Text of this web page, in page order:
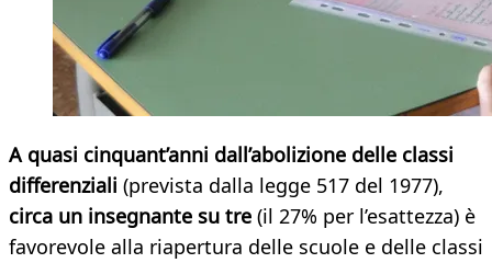
A quasi cinquant’anni dall’abolizione delle classi
differenziali (prevista dalla legge 517 del 1977),
circa un insegnante su tre (il 27% per l’esattezza) è
favorevole alla riapertura delle scuole e delle classi